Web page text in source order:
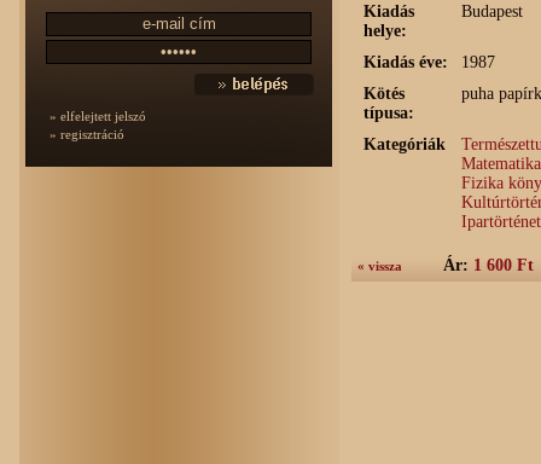
» elfelejtett jelszó
» regisztráció
Kiadás
helye:
Budapest
Kiadás éve:
1987
Kötés
típusa:
puha
Kategóriák
Fizika
« vissza Ár: 1 600 Ft